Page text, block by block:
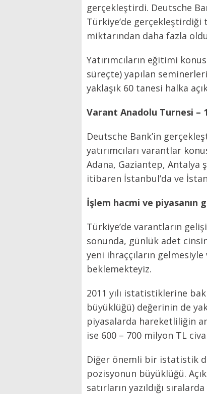
gerçekleştirdi. Deutsche
Türkiye’de gerçekleştirdiği
miktarından daha fazla
Yatırımcıların eğitimi
süreçte) yapılan
yaklaşık 60 tanesi halka
Varant Anadolu Turnesi –
Deutsche Bank’in
yatırımcıları varantlar
Adana, Gaziantep, Antalya
itibaren İstanbul’da ve
İşlem hacmi ve piyasanın
Türkiye’de varantların
sonunda, günlük adet
yeni ihraççıların
beklemekteyiz.
2011 yılı istatistiklerine
büyüklüğü) değerinin de
piyasalarda hareketliliğin
ise 600 – 700 milyon TL
Diğer önemli bir istatistik
pozisyonun büyüklüğü.
satırların yazıldığı